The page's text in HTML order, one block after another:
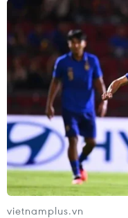
triệu mũi bổ sung
hôm 7/2.
Tính tới ngày 23/2,
triệu người ở Nhật
chiếm khoảng
tiêm đủ 2 mũi.
Cho tới thời điểm
nhận số lượng
Nhật Bản - 890.000
vietnamplus.vn